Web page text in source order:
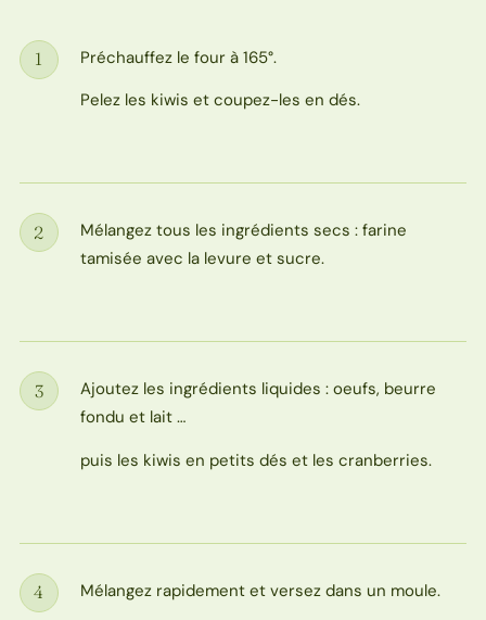
Étape
1
Préchauffez le four à 165°.
Pelez les kiwis et coupez-les en dés.
Étape
2
Mélangez tous les ingrédients secs : farine
tamisée avec la levure et sucre.
Étape
3
Ajoutez les ingrédients liquides : oeufs, beurre
fondu et lait …
puis les kiwis en petits dés et les cranberries.
Étape
4
Mélangez rapidement et versez dans un moule.